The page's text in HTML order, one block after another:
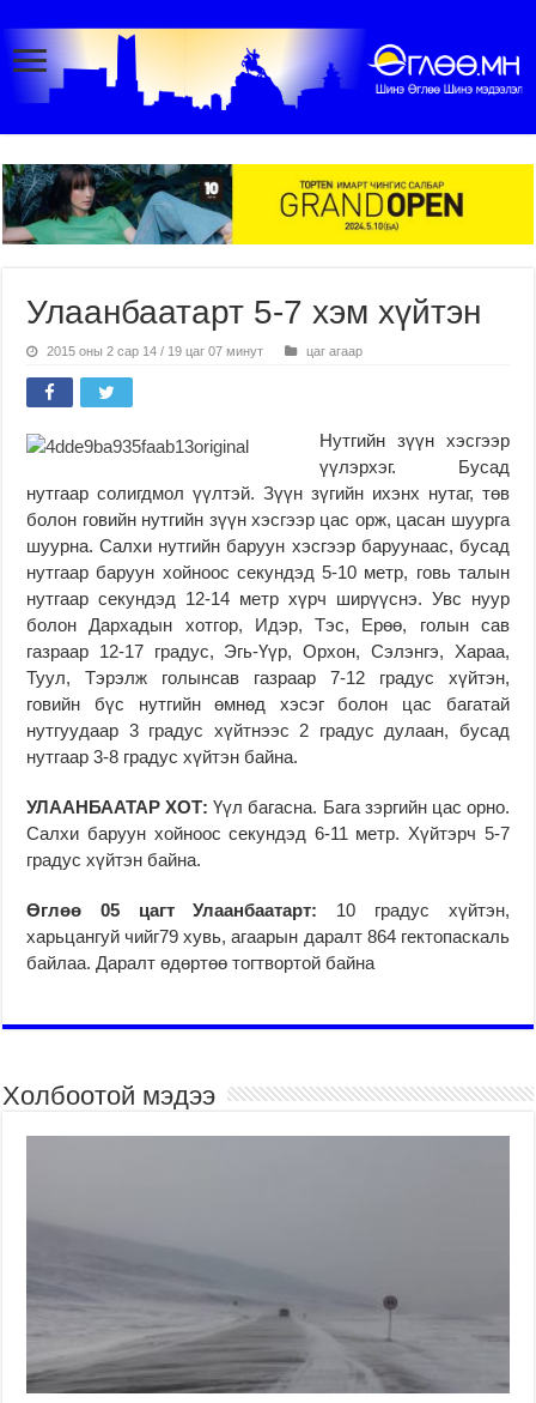
Улаанбаатарт 5-7 хэм хүйтэн
2015 оны 2 сар 14 / 19 цаг 07 минут цаг агаар
Нутгийн зүүн хэсгээр
үүлэрхэг. Бусад
нутгаар солигдмол үүлтэй. Зүүн зүгийн ихэнх нутаг, төв
болон говийн нутгийн зүүн хэсгээр цас орж, цасан шуурга
шуурна. Салхи нутгийн баруун хэсгээр баруунаас, бусад
нутгаар баруун хойноос секундэд 5-10 метр, говь талын
нутгаар секундэд 12-14 метр хүрч ширүүснэ. Увс нуур
болон Дархадын хотгор, Идэр, Тэс, Ерөө, голын сав
газраар 12-17 градус, Эгь-Үүр, Орхон, Сэлэнгэ, Хараа,
Туул, Тэрэлж голынсав газраар 7-12 градус хүйтэн,
говийн бүс нутгийн өмнөд хэсэг болон цас багатай
нутгуудаар 3 градус хүйтнээс 2 градус дулаан, бусад
нутгаар 3-8 градус хүйтэн байна.
УЛААНБААТАР ХОТ:Үүл багасна. Бага зэргийн цас орно.
Салхи баруун хойноос секундэд 6-11 метр. Хүйтэрч 5-7
градус хүйтэн байна.
Өглөө 05 цагт Улаанбаатарт: 10 градус хүйтэн,
харьцангуй чийг79 хувь, агаарын даралт 864 гектопаскаль
байлаа. Даралт өдөртөө тогтвортой байна
Холбоотой мэдээ